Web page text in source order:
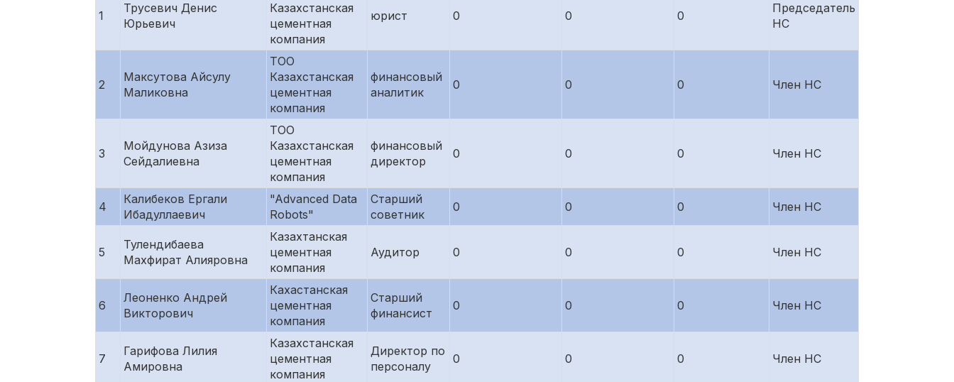
1
Трусевич Денис
Юрьевич
Казахстанская
цементная
компания
юрист 0 0 0
Председатель
НС
2
Максутова Айсулу
Маликовна
ТОО
Казахстанская
цементная
компания
финансовый
аналитик
0 0 0 Член НС
3
Мойдунова Азиза
Сейдалиевна
ТОО
Казахстанская
цементная
компания
финансовый
директор
0 0 0 Член НС
4
Калибеков Ергали
Ибадуллаевич
"Advanced Data
Robots"
Старший
советник
0 0 0 Член НС
5
Тулендибаева
Махфират Алияровна
Казахтанская
цементная
компания
Аудитор 0 0 0 Член НС
6
Леоненко Андрей
Викторович
Кахастанская
цементная
компания
Старший
финансист
0 0 0 Член НС
7
Гарифова Лилия
Амировна
Казахстанская
цементная
компания
Директор по
персоналу
0 0 0 Член НС